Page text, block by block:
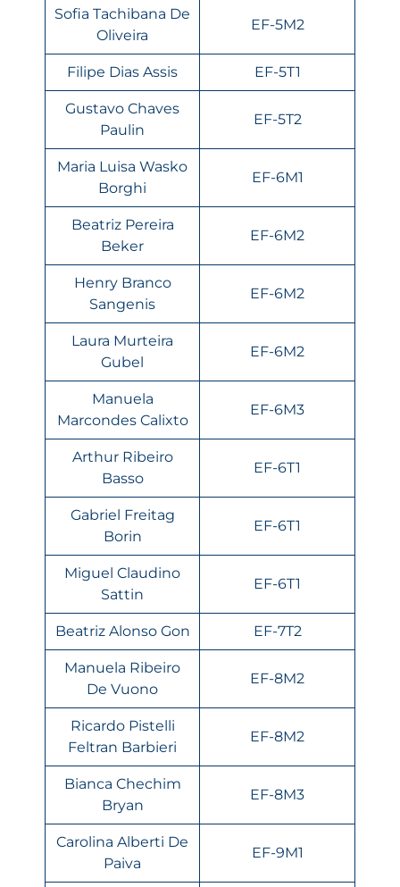
Sofia Tachibana De
Oliveira
EF-5M2
Filipe Dias Assis EF-5T1
Gustavo Chaves
Paulin
EF-5T2
Maria Luisa Wasko
Borghi
EF-6M1
Beatriz Pereira
Beker
EF-6M2
Henry Branco
Sangenis
EF-6M2
Laura Murteira
Gubel
EF-6M2
Manuela
Marcondes Calixto
EF-6M3
Arthur Ribeiro
Basso
EF-6T1
Gabriel Freitag
Borin
EF-6T1
Miguel Claudino
Sattin
EF-6T1
Beatriz Alonso Gon EF-7T2
Manuela Ribeiro
De Vuono
EF-8M2
Ricardo Pistelli
Feltran Barbieri
EF-8M2
Bianca Chechim
Bryan
EF-8M3
Carolina Alberti De
Paiva
EF-9M1